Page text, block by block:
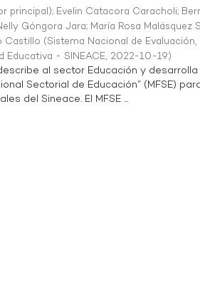
principal); Evelin Catacora Caracholi;
Góngora Jara; María Rosa Malásquez
Castillo (Sistema Nacional de
Educativa - SINEACE, 2022-10-19)
al sector Educación y
Sectorial de Educación” (MFSE)
del Sineace. El MFSE ...